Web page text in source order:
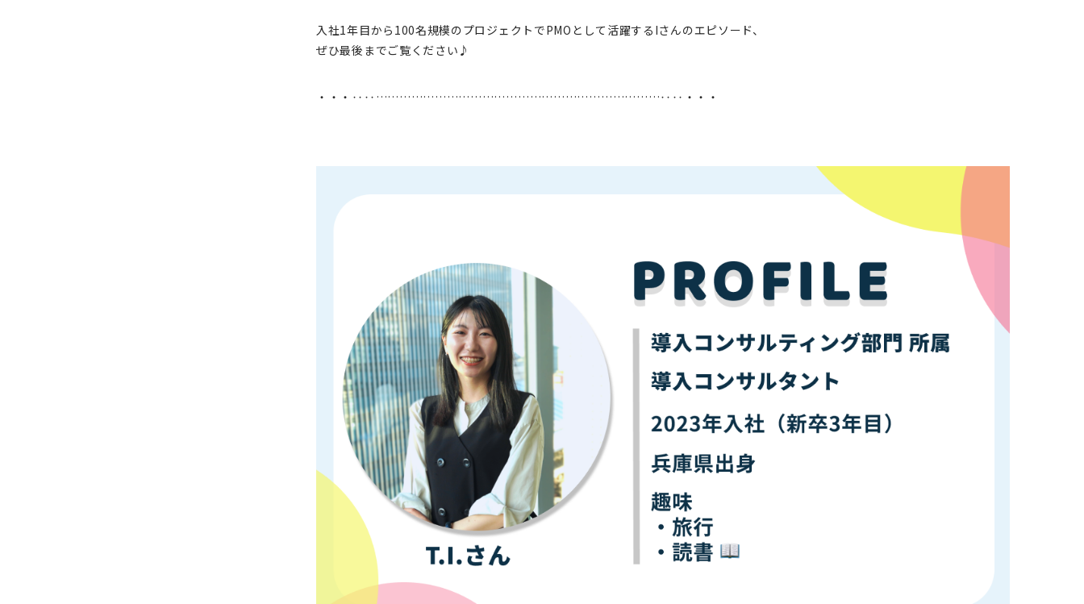
入社1年目から100名規模のプロジェクトでPMOとして活躍するIさんのエピソード、
ぜひ最後までご覧ください♪
・・・‥‥………………………………………………………………‥‥・・・